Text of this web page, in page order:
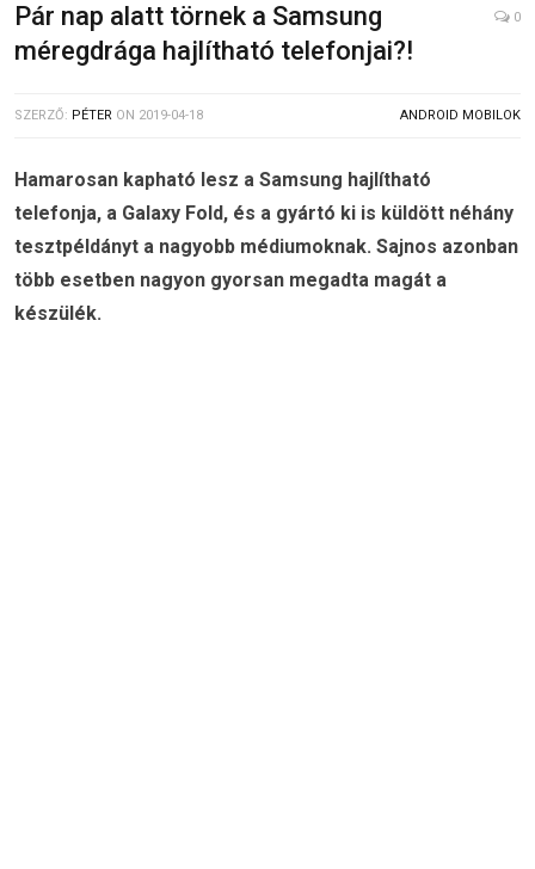
Pár nap alatt törnek a Samsung
méregdrága hajlítható telefonjai?!
0
SZERZŐ: PÉTER ON 2019-04-18 ANDROID MOBILOK
Hamarosan kapható lesz a Samsung hajlítható
telefonja, a Galaxy Fold, és a gyártó ki is küldött néhány
tesztpéldányt a nagyobb médiumoknak. Sajnos azonban
több esetben nagyon gyorsan megadta magát a
készülék.